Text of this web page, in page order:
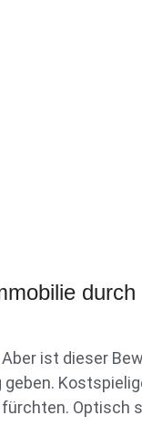
durch
ist dieser
Optisch